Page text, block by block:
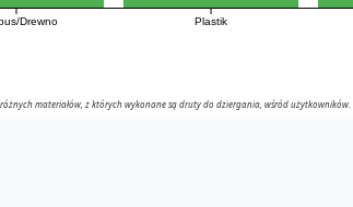
Drewno Plastik
materiałów, z których wykonane są druty do dziergania, wśród użytkowników.